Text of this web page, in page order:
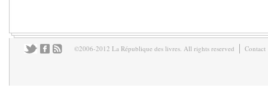
©2006-2012 La République des livres. All rights reserved Contact